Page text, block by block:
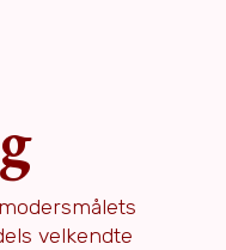
velkendte